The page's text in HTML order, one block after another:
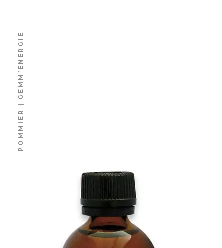
POMMIER | GEMM’ENERGIE